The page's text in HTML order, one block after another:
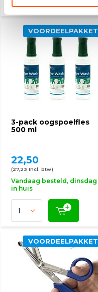
3-pack oogspoelfles
500 ml
VOORDEELPAKKET
22,50
(27,23 Incl. btw)
Vandaag besteld, dinsdag
in huis
VOORDEELPAKKET